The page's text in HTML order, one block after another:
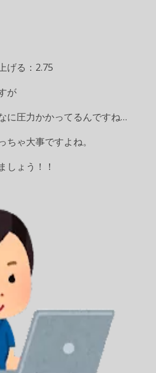
げる：2.75
が
に圧力かかってるんですね…
ちゃ大事ですよね。
しょう！！